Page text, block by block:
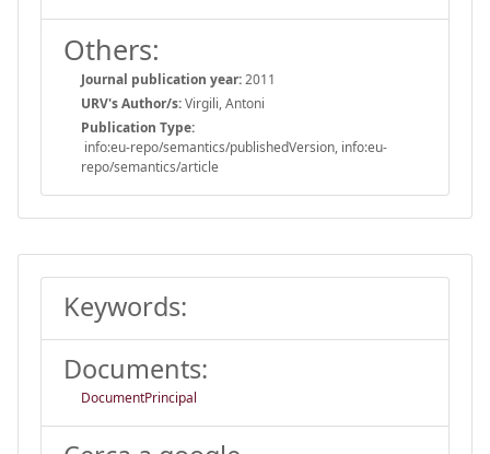
Others:
Journal publication year:2011
URV's Author/s:Virgili, Antoni
Publication Type:
info:eu-repo/semantics/publishedVersion, info:eu-
repo/semantics/article
Keywords:
Documents:
DocumentPrincipal